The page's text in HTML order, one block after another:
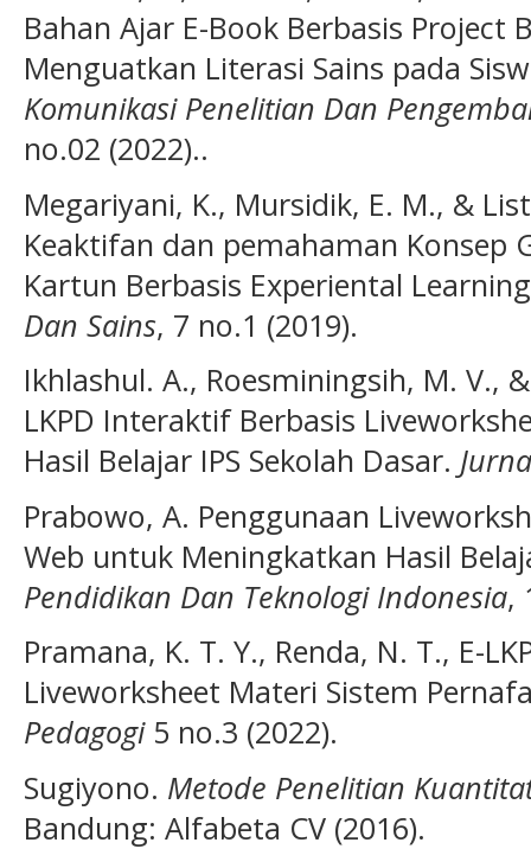
Bahan Ajar E-Book Berbasis Project
Menguatkan Literasi Sains pada
Komunikasi Penelitian Dan
no.02 (2022)..
Megariyani, K., Mursidik, E. M., &
Keaktifan dan pemahaman Konsep
Kartun Berbasis Experiental
Dan Sains, 7 no.1 (2019).
Ikhlashul. A., Roesminingsih, M. V.,
LKPD Interaktif Berbasis
Hasil Belajar IPS Sekolah Dasar.
Prabowo, A. Penggunaan
Web untuk Meningkatkan Hasil
Pendidikan Dan Teknologi Indonesia,
Pramana, K. T. Y., Renda, N. T., E-
Liveworksheet Materi Sistem
Pedagogi5 no.3 (2022).
Sugiyono. Metode Penelitian
Bandung: Alfabeta CV (2016).